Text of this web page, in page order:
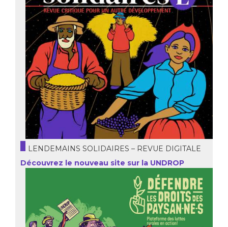
LENDEMAINS SOLIDAIRES – REVUE DIGITALE
Découvrez le nouveau site sur la UNDROP